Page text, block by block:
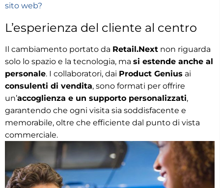
sito web?
L’esperienza del cliente al centro
Il cambiamento portato da Retail.Next non riguarda
solo lo spazio e la tecnologia, ma si estende anche al
personale. I collaboratori, dai Product Genius ai
consulenti di vendita, sono formati per offrire
un’accoglienza e un supporto personalizzati,
garantendo che ogni visita sia soddisfacente e
memorabile, oltre che efficiente dal punto di vista
commerciale.